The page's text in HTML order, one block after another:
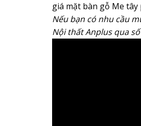
giá mặt bàn gỗ Me
Nếu bạn có nhu cầu
Nội thất Anplus qua